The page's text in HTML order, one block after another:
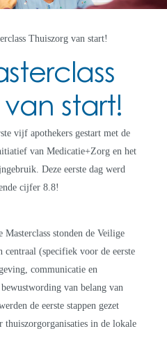
Thuiszorg van start!
van start!
vijf apothekers gestart met de
van Medicatie+Zorg en het
Deze eerste dag werd
cijfer 8.8!
Masterclass stonden de Veilige
centraal (specifiek voor de eerste
communicatie en
van belang van
de eerste stappen gezet
thuiszorgorganisaties in de lokale